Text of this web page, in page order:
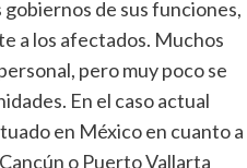
de sus funciones,
a los afectados. Muchos
pero muy poco se
En el caso actual
en México en cuanto a
o Puerto Vallarta